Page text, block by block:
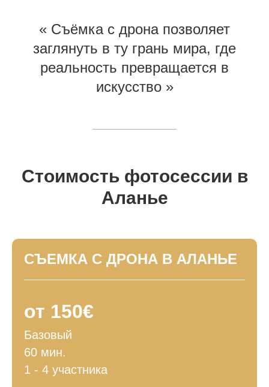
« Съёмка с дрона позволяет
заглянуть в ту грань мира, где
реальность превращается в
искусство »
Стоимость фотосессии в
Аланье
СЪЕМКА С ДРОНА В АЛАНЬЕ
от 150€
Базовый
60 мин.
1 - 4 участника